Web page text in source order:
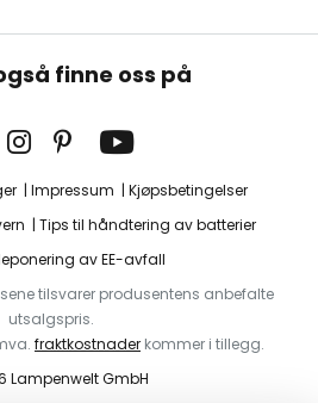
finne oss på
Impressum
Kjøpsbetingelser
Tips til håndtering av batterier
av EE-avfall
tilsvarer produsentens anbefalte
utsalgspris.
fraktkostnader kommer i tillegg.
Lampenwelt GmbH